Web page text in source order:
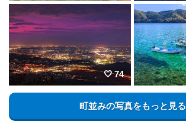
74
町並みの写真をもっと見る